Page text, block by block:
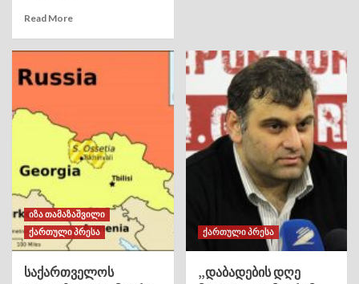
Read More
იზა თამაზაშვილი
ქართული პრესა
საქართველოს
ქართული პრესა
„დაბადების დღე